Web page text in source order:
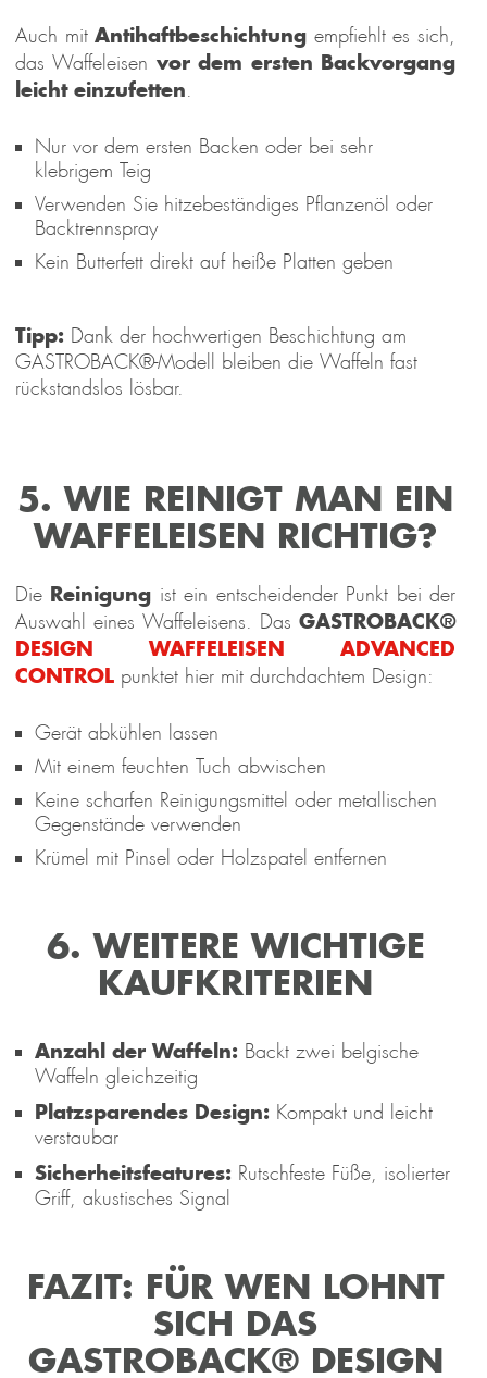
Waffeleisen
Advanced
Soup
2.000 W
Auch mitAntihaftbeschichtung empfiehlt es sich,
das Waffeleisen vor dem ersten Backvorgang
leicht einzufetten.
Nur vor dem ersten Backen oder bei sehr
klebrigem Teig
Verwenden Sie hitzebeständiges Pflanzenöl oder
Backtrennspray
Kein Butterfett direkt auf heiße Platten geben
Tipp: Dank der hochwertigen Beschichtung am
GASTROBACK®-Modell bleiben die Waffeln fast
rückstandslos lösbar.
5. WIE REINIGT MAN EIN
WAFFELEISEN RICHTIG?
Die Reinigung ist ein entscheidender Punkt bei der
Auswahl eines Waffeleisens. Das GASTROBACK®
DESIGN WAFFELEISEN ADVANCED
CONTROL punktet hier mit durchdachtem Design:
Gerät abkühlen lassen
Mit einem feuchten Tuch abwischen
Keine scharfen Reinigungsmittel oder metallischen
Gegenstände verwenden
Krümel mit Pinsel oder Holzspatel entfernen
6. WEITERE WICHTIGE
KAUFKRITERIEN
Anzahl der Waffeln: Backt zwei belgische
Waffeln gleichzeitig
Platzsparendes Design: Kompakt und leicht
verstaubar
Sicherheitsfeatures: Rutschfeste Füße, isolierter
Griff, akustisches Signal
FAZIT: FÜR WEN LOHNT
SICH DAS
GASTROBACK® DESIGN